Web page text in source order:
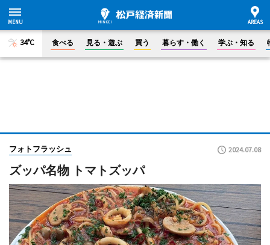
34°C 食べる 見る・遊ぶ 買う 暮らす・働く 学ぶ・知る
フォトフラッシュ 2024.07.08
ズッパ名物 トマトズッパ